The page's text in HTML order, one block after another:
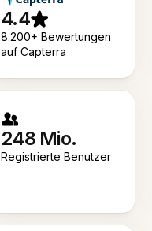
4.4
8.200+ Bewertungen
auf Capterra
248 Mio.
Registrierte Benutzer